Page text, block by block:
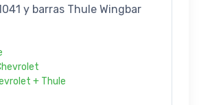
y barras Thule Wingbar
+ Thule